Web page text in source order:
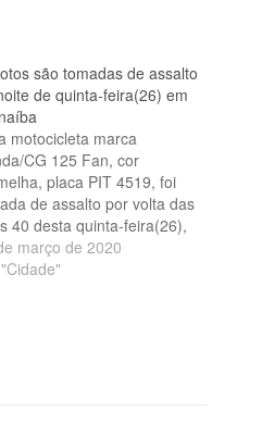
são tomadas de assalto
de quinta-feira(26) em
motocicleta marca
CG 125 Fan, cor
placa PIT 4519, foi
de assalto por volta das
40 desta quinta-feira(26),
Dom Rufino I, bairro
em Parnaíba-PI.
março de 2020